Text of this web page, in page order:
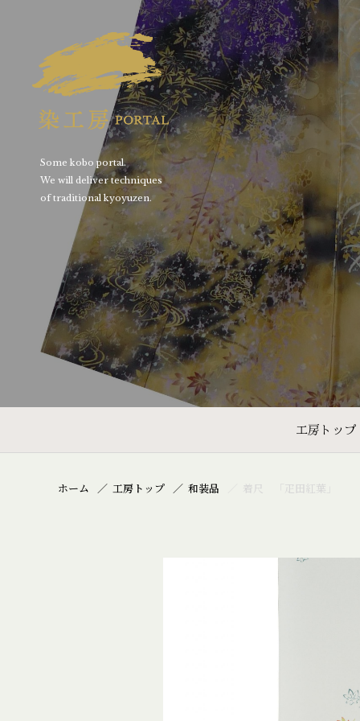
Some kobo portal.
We will deliver techniques
of traditional kyoyuzen.
工房トップ
ホーム 工房トップ 和装品 着尺 「疋田紅葉」